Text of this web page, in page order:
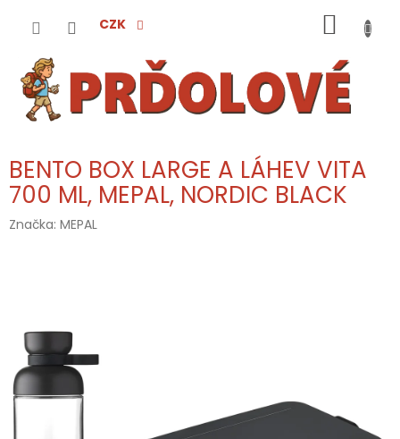
CZK
KOŠÍK
BENTO BOX LARGE A LÁHEV VITA
700 ML, MEPAL, NORDIC BLACK
Značka: MEPAL